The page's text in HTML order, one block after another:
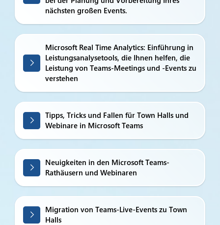
nächsten großen Events.
Microsoft Real Time Analytics: Einführung in
Leistungsanalysetools, die Ihnen helfen, die
Leistung von Teams-Meetings und -Events zu
verstehen
Tipps, Tricks und Fallen für Town Halls und
Webinare in Microsoft Teams
Neuigkeiten in den Microsoft Teams-
Rathäusern und Webinaren
Migration von Teams-Live-Events zu Town
Halls